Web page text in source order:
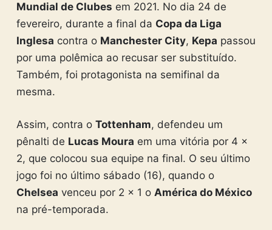
Mundial de Clubes em 2021. No dia 24 de
fevereiro, durante a final da Copa da Liga
Inglesa contra o Manchester City, Kepa passou
por uma polêmica ao recusar ser substituído.
Também, foi protagonista na semifinal da
mesma.
Assim, contra o Tottenham, defendeu um
pênalti de Lucas Moura em uma vitória por 4 x
2, que colocou sua equipe na final. O seu último
jogo foi no último sábado (16), quando o
Chelsea venceu por 2 x 1 o América do México
na pré-temporada.